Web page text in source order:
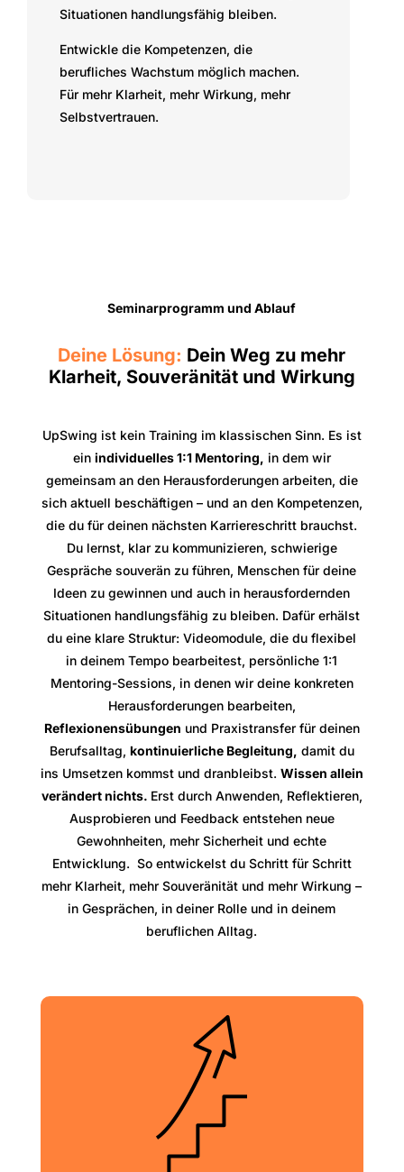
Situationen handlungsfähig bleiben.
Entwickle die Kompetenzen, die
berufliches Wachstum möglich machen.
Für mehr Klarheit, mehr Wirkung, mehr
Selbstvertrauen.
Seminarprogramm und Ablauf
Deine Lösung: Dein Weg zu mehr
Klarheit, Souveränität und Wirkung
UpSwing ist kein Training im klassischen Sinn. Es ist
ein individuelles 1:1 Mentoring, in dem wir
gemeinsam an den Herausforderungen arbeiten, die
sich aktuell beschäftigen – und an den Kompetenzen,
die du für deinen nächsten Karriereschritt brauchst.
Du lernst, klar zu kommunizieren, schwierige
Gespräche souverän zu führen, Menschen für deine
Ideen zu gewinnen und auch in herausfordernden
Situationen handlungsfähig zu bleiben. Dafür erhälst
du eine klare Struktur: Videomodule, die du flexibel
in deinem Tempo bearbeitest, persönliche 1:1
Mentoring-Sessions, in denen wir deine konkreten
Herausforderungen bearbeiten,
Reflexionensübungen und Praxistransfer für deinen
Berufsalltag, kontinuierliche Begleitung, damit du
ins Umsetzen kommst und dranbleibst. Wissen allein
verändert nichts. Erst durch Anwenden, Reflektieren,
Ausprobieren und Feedback entstehen neue
Gewohnheiten, mehr Sicherheit und echte
Entwicklung. So entwickelst du Schritt für Schritt
mehr Klarheit, mehr Souveränität und mehr Wirkung –
in Gesprächen, in deiner Rolle und in deinem
beruflichen Alltag.